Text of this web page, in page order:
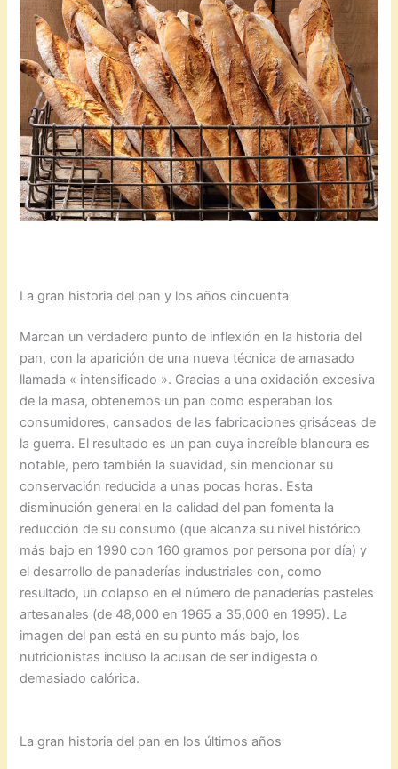
La gran historia del pan y los años cincuenta
Marcan un verdadero punto de inflexión en la historia del
pan, con la aparición de una nueva técnica de amasado
llamada « intensificado ». Gracias a una oxidación excesiva
de la masa, obtenemos un pan como esperaban los
consumidores, cansados de las fabricaciones grisáceas de
la guerra. El resultado es un pan cuya increíble blancura es
notable, pero también la suavidad, sin mencionar su
conservación reducida a unas pocas horas. Esta
disminución general en la calidad del pan fomenta la
reducción de su consumo (que alcanza su nivel histórico
más bajo en 1990 con 160 gramos por persona por día) y
el desarrollo de panaderías industriales con, como
resultado, un colapso en el número de panaderías pasteles
artesanales (de 48,000 en 1965 a 35,000 en 1995). La
imagen del pan está en su punto más bajo, los
nutricionistas incluso la acusan de ser indigesta o
demasiado calórica.
La gran historia del pan en los últimos años